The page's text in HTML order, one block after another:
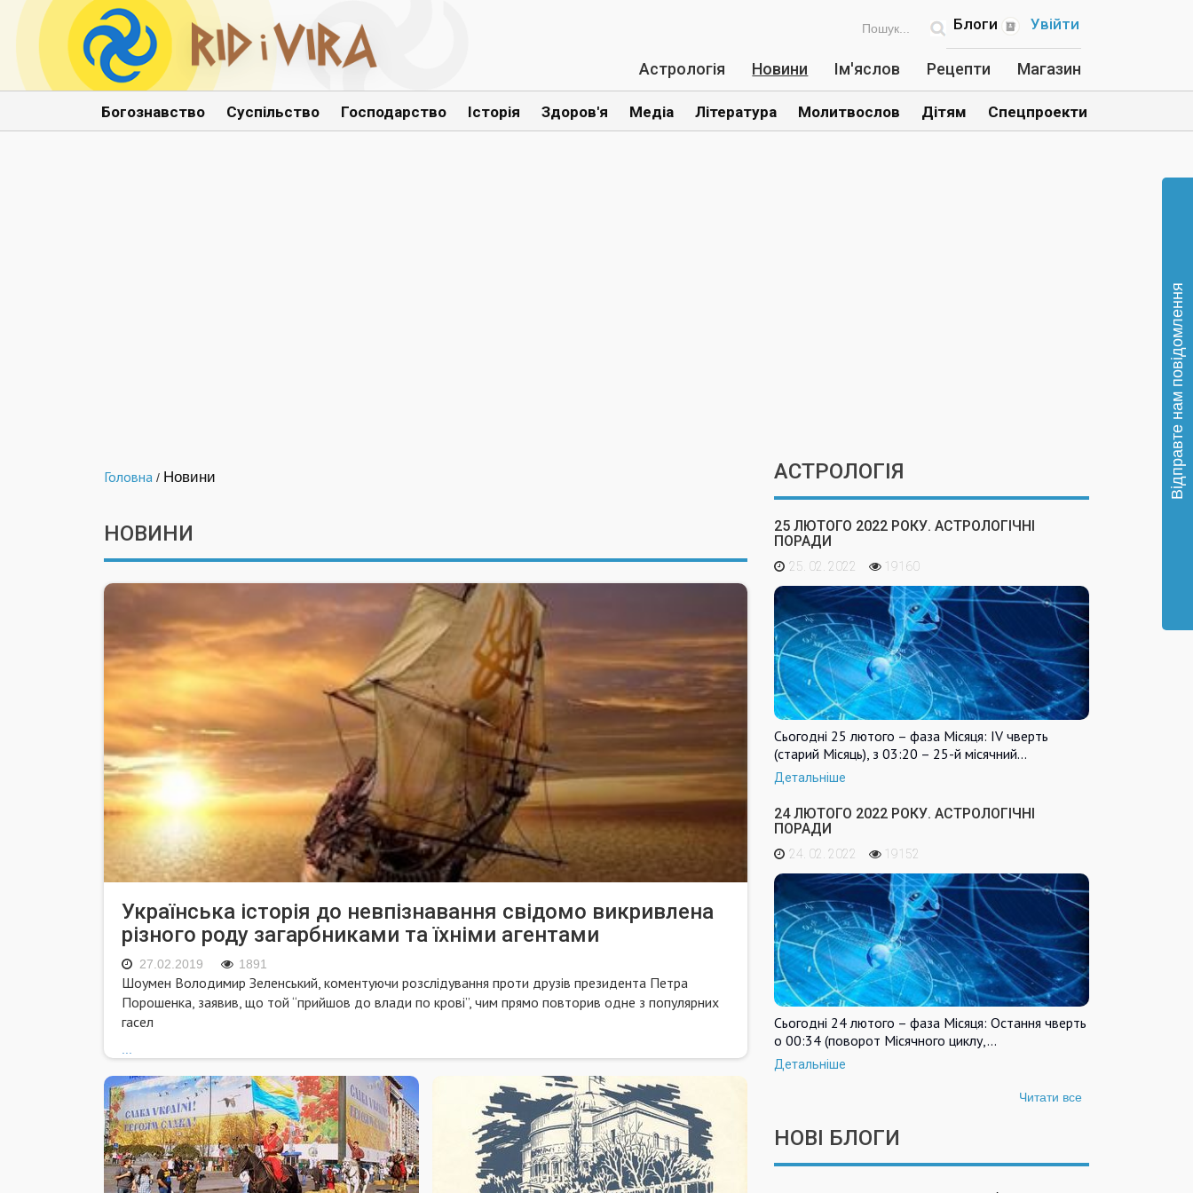
Увійти
Блоги
Астрологія Новини Ім'яслов Рецепти Магазин
Богознавство Суспільство Господарство Історія Здоров'я Медіа Література Молитвослов Дітям Спецпроекти
Головна / Новини
НОВИНИ
Українська історія до невпізнавання свідомо викривлена
різного роду загарбниками та їхніми агентами
27.02.2019 1891
Шоумен Володимир Зеленський, коментуючи розслідування проти друзів президента Петра
Порошенка, заявив, що той “прийшов до влади по крові”, чим прямо повторив одне з популярних
гасел
АСТРОЛОГІЯ
25 ЛЮТОГО 2022 РОКУ. АСТРОЛОГІЧНІ
ПОРАДИ
25. 02. 2022 19160
Сьогодні 25 лютого – фаза Місяця: IV чверть
(старий Місяць), з 03:20 – 25-й місячний…
Детальніше
24 ЛЮТОГО 2022 РОКУ. АСТРОЛОГІЧНІ
ПОРАДИ
24. 02. 2022 19152
Сьогодні 24 лютого – фаза Місяця: Остання чверть
о 00:34 (поворот Місячного циклу,…
Детальніше
Читати все
НОВІ БЛОГИ
Відправте нам повідомлення